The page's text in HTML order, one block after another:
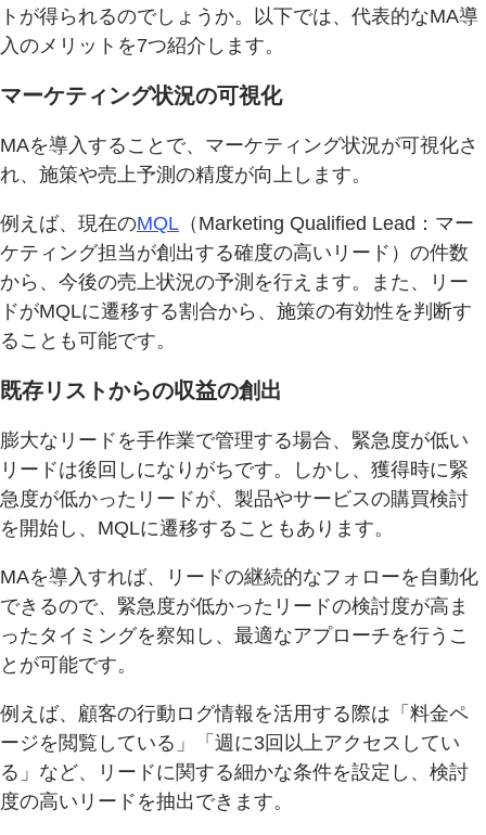
トが得られるのでしょうか。以下では、代表的なMA導
入のメリットを7つ紹介します。
マーケティング状況の可視化
MAを導入することで、マーケティング状況が可視化さ
れ、施策や売上予測の精度が向上します。
例えば、現在のMQL （Marketing Qualified Lead：マー
ケティング担当が創出する確度の高いリード）の件数
から、今後の売上状況の予測を行えます。また、リー
ドがMQLに遷移する割合から、施策の有効性を判断す
ることも可能です。
既存リストからの収益の創出
膨大なリードを手作業で管理する場合、緊急度が低い
リードは後回しになりがちです。しかし、獲得時に緊
急度が低かったリードが、製品やサービスの購買検討
を開始し、MQLに遷移することもあります。
MAを導入すれば、リードの継続的なフォローを自動化
できるので、緊急度が低かったリードの検討度が高ま
ったタイミングを察知し、最適なアプローチを行うこ
とが可能です。
例えば、顧客の行動ログ情報を活用する際は「料金ペ
ージを閲覧している」「週に3回以上アクセスしてい
る」など、リードに関する細かな条件を設定し、検討
度の高いリードを抽出できます。